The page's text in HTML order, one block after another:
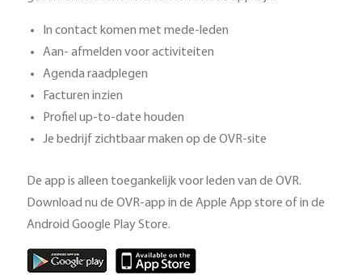
In contact komen met mede-leden
Aan- afmelden voor activiteiten
Agenda raadplegen
Facturen inzien
Profiel up-to-date houden
Je bedrijf zichtbaar maken op de OVR-site
De app is alleen toegankelijk voor leden van de OVR.
Download nu de OVR-app in de Apple App store of in de
Android Google Play Store.